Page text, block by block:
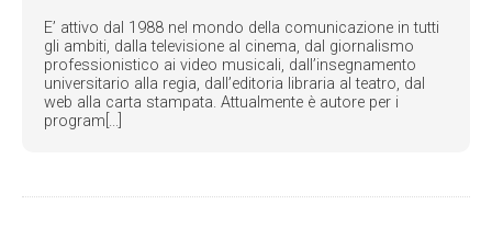
E’ attivo dal 1988 nel mondo della comunicazione in tutti
gli ambiti, dalla televisione al cinema, dal giornalismo
professionistico ai video musicali, dall’insegnamento
universitario alla regia, dall’editoria libraria al teatro, dal
web alla carta stampata. Attualmente è autore per i
program[...]